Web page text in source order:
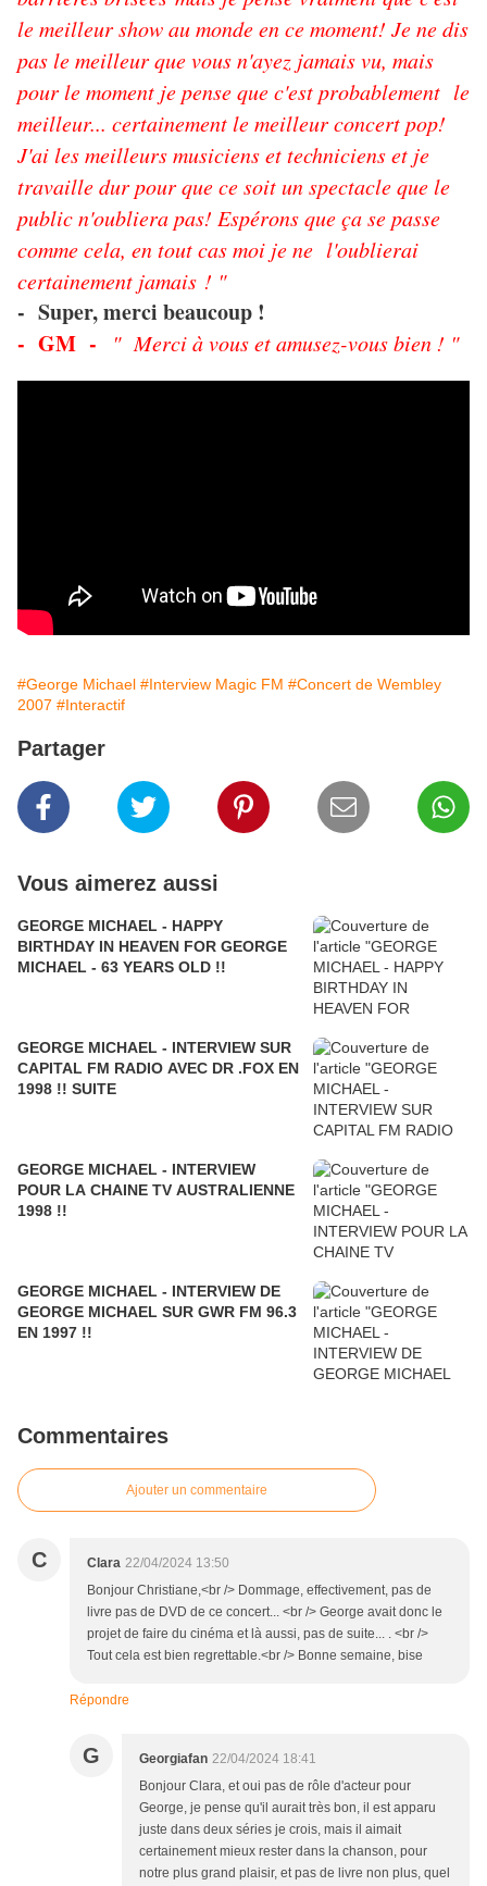
le meilleur show au monde en ce moment! Je ne dis
pas le meilleur que vous n'ayez jamais vu, mais
pour le moment je pense que c'est probablement le
meilleur... certainement le meilleur concert pop!
J'ai les meilleurs musiciens et techniciens et je
travaille dur pour que ce soit un spectacle que le
public n'oubliera pas! Espérons que ça se passe
comme cela, en tout cas moi je ne l'oublierai
certainement jamais ! "
- Super, merci beaucoup !
- GM -
" Merci à vous et amusez-vous bien ! "
#George Michael #Interview Magic FM #Concert de Wembley
2007 #Interactif
Partager
Vous aimerez aussi
GEORGE MICHAEL - HAPPY
BIRTHDAY IN HEAVEN FOR GEORGE
MICHAEL - 63 YEARS OLD !!
GEORGE MICHAEL - INTERVIEW SUR
CAPITAL FM RADIO AVEC DR .FOX EN
1998 !! SUITE
GEORGE MICHAEL - INTERVIEW
POUR LA CHAINE TV AUSTRALIENNE
1998 !!
GEORGE MICHAEL - INTERVIEW DE
GEORGE MICHAEL SUR GWR FM 96.3
EN 1997 !!
Commentaires
Ajouter un commentaire
C Clara 22/04/2024 13:50
Bonjour Christiane,<br /> Dommage, effectivement, pas de
livre pas de DVD de ce concert... <br /> George avait donc le
projet de faire du cinéma et là aussi, pas de suite... . <br />
Tout cela est bien regrettable.<br /> Bonne semaine, bise
Répondre
G Georgiafan 22/04/2024 18:41
Bonjour Clara, et oui pas de rôle d'acteur pour
George, je pense qu'il aurait très bon, il est apparu
juste dans deux séries je crois, mais il aimait
certainement mieux rester dans la chanson, pour
notre plus grand plaisir, et pas de livre non plus, quel